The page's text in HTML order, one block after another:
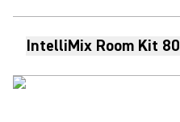
IntelliMix Room Kit 80